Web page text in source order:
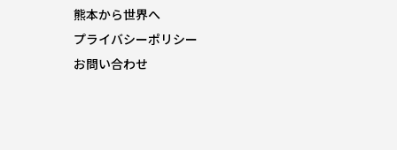
熊本から世界へ
プライバシーポリシー
お問い合わせ